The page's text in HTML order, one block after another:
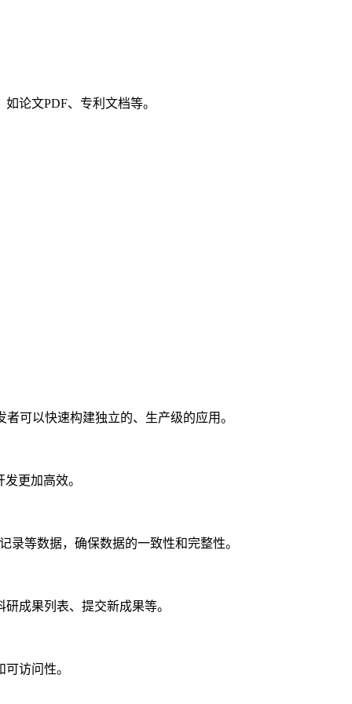
论文PDF、专利文档等。
可以快速构建独立的、生产级的应用。
更加高效。
录等数据，确保数据的一致性和完整性。
成果列表、提交新成果等。
访问性。